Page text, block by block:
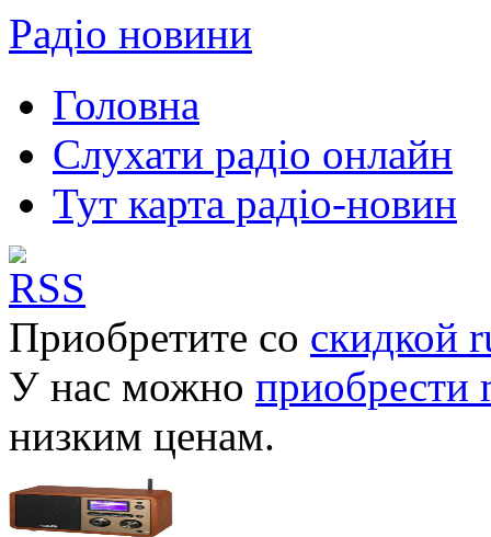
Радіо новини
Головна
Слухати радіо онлайн
Тут карта радіо-новин
Приобретите со скидкой
У нас можно приобрести
низким ценам.